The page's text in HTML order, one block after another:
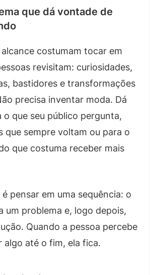
que dá vontade de
costumam tocar em
revisitam: curiosidades,
bastidores e transformações
precisa inventar moda. Dá
o que seu público pergunta,
que sempre voltam ou para o
que costuma receber mais
pensar em uma sequência: o
um problema e, logo depois,
Quando a pessoa percebe
algo até o fim, ela fica.